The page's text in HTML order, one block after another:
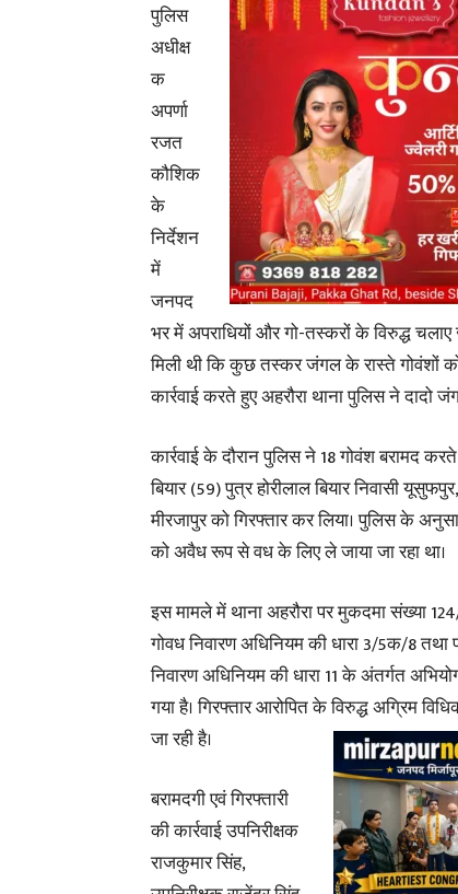
पुलिस
अधीक्ष
क
अपर्णा
रजत
कौशिक
के
निर्देशन
में
जनपद
भर में अपराधियों और गो-तस्करों के विरुद्ध
मिली थी कि कुछ तस्कर जंगल के रास्ते गोवंशों
कार्रवाई करते हुए अहरौरा थाना पुलिस ने दादो
कार्रवाई के दौरान पुलिस ने 18 गोवंश बरामद
बियार (59) पुत्र होरीलाल बियार निवासी
मीरजापुर को गिरफ्तार कर लिया। पुलिस के
को अवैध रूप से वध के लिए ले जाया जा रहा था।
इस मामले में थाना अहरौरा पर मुकदमा संख्या
गोवध निवारण अधिनियम की धारा 3/5क/8
निवारण अधिनियम की धारा 11 के अंतर्गत
गया है। गिरफ्तार आरोपित के विरुद्ध अग्रिम
जा रही है।
बरामदगी एवं गिरफ्तारी
की कार्रवाई उपनिरीक्षक
राजकुमार सिंह,